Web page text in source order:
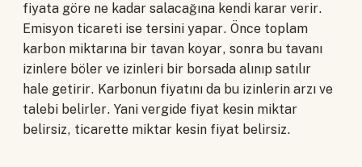
fiyata göre ne kadar salacağına kendi karar verir.
Emisyon ticareti ise tersini yapar. Önce toplam
karbon miktarına bir tavan koyar, sonra bu tavanı
izinlere böler ve izinleri bir borsada alınıp satılır
hale getirir. Karbonun fiyatını da bu izinlerin arzı ve
talebi belirler. Yani vergide fiyat kesin miktar
belirsiz, ticarette miktar kesin fiyat belirsiz.